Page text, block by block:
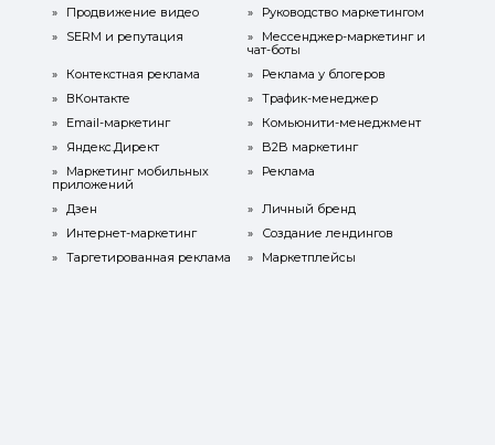
»
Продвижение видео »
Руководство маркетингом
»
SERM и репутация »
Мессенджер-маркетинг и
чат-боты
»
Контекстная реклама »
Реклама у блогеров
»
ВКонтакте » Трафик-менеджер
»
Email-маркетинг »
Комьюнити-менеджмент
»
Яндекс.Директ »
B2B маркетинг
»
Маркетинг мобильных
приложений
» Реклама
» Дзен » Личный бренд
»
Интернет-маркетинг »
Создание лендингов
»
Таргетированная реклама » Маркетплейсы